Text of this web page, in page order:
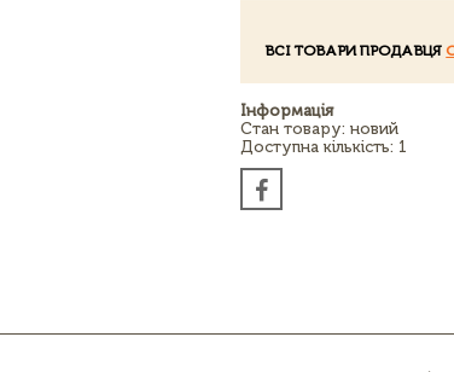
ВСІ ТОВАРИ ПРОДАВЦЯ
Інформація
Стан товару: новий
Доступна кількість: 1